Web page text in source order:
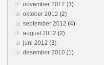
november 2012 (3)
oktober 2012 (2)
september 2012 (4)
august 2012 (2)
juni 2012 (3)
desember 2010 (1)